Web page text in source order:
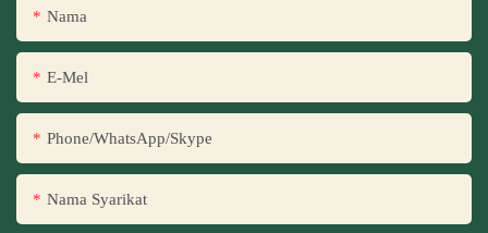
Nama
E-Mel
Phone/WhatsApp/Skype
Nama Syarikat